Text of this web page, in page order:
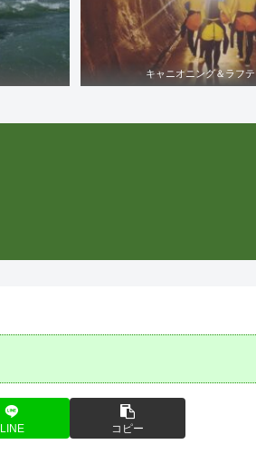
キャニオニング＆ラフ
LINE コピー